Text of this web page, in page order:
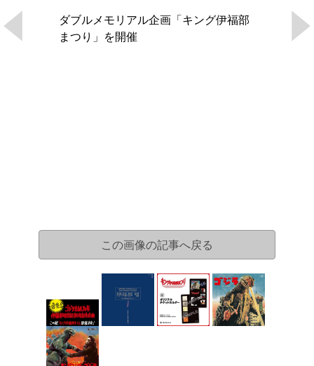
ダブルメモリアル企画「キング伊福部
まつり」を開催
この画像の記事へ戻る